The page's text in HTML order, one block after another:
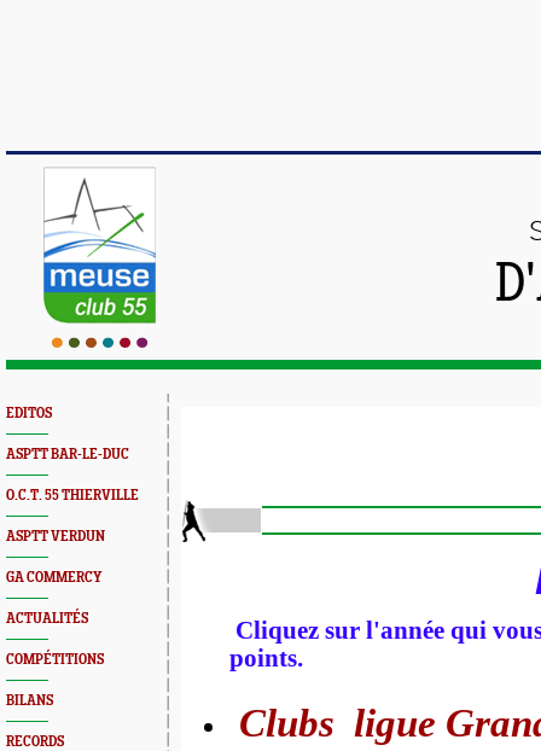
EDITOS
ASPTT BAR-LE-DUC
O.C.T. 55 THIERVILLE
ASPTT VERDUN
GA COMMERCY
ACTUALITÉS
COMPÉTITIONS
BILANS
RECORDS
Cliquez sur l'année qui
points.
Clubs ligue